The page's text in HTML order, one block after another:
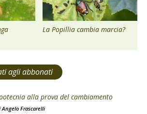
La Popillia cambia marcia?
agli abbonati
alla prova del cambiamento
Angelo Frascarelli